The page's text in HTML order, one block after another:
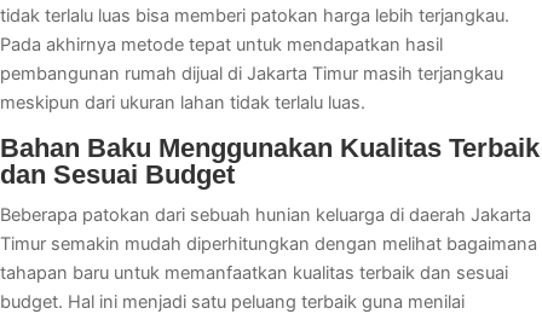
tidak terlalu luas bisa memberi patokan harga lebih terjangkau.
Pada akhirnya metode tepat untuk mendapatkan hasil
pembangunan rumah dijual di Jakarta Timur masih terjangkau
meskipun dari ukuran lahan tidak terlalu luas.
Bahan Baku Menggunakan Kualitas Terbaik
dan Sesuai Budget
Beberapa patokan dari sebuah hunian keluarga di daerah Jakarta
Timur semakin mudah diperhitungkan dengan melihat bagaimana
tahapan baru untuk memanfaatkan kualitas terbaik dan sesuai
budget. Hal ini menjadi satu peluang terbaik guna menilai